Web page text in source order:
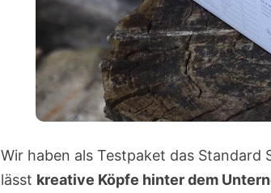
Wir haben als Testpaket das
lässt kreative Köpfe hinter dem